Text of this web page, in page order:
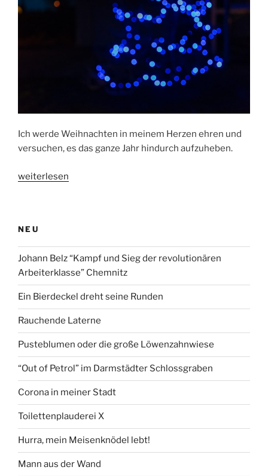
Baby
Erklärungsversuch
Ich werde Weihnachten in meinem Herzen ehren und
versuchen, es das ganze Jahr hindurch aufzuheben.
„Weihnachten
weiterlesen
NEU
Johann Belz “Kampf und Sieg der revolutionären
Arbeiterklasse” Chemnitz
Ein Bierdeckel dreht seine Runden
Rauchende Laterne
Pusteblumen oder die große Löwenzahnwiese
“Out of Petrol” im Darmstädter Schlossgraben
Corona in meiner Stadt
Toilettenplauderei X
Hurra, mein Meisenknödel lebt!
Mann aus der Wand